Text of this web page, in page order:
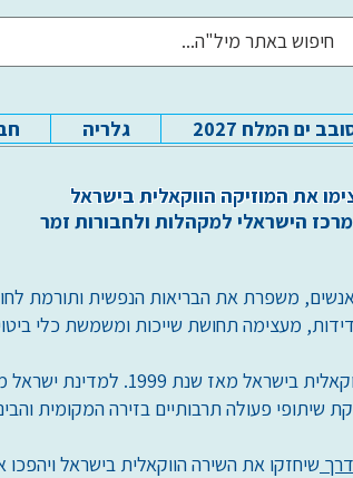
ים המלח 2027 גלריה
את המוזיקה הווקאלית בישראל
הישראלי למקהלות ולחבורות זמר
משפרת את הבריאות הנפשית ותורמת
מעצימה תחושת שייכות ומשמשת כלי
עמותת מיל"ה מנהיגה ויוצרת את תרבות
פעולה תרבותיים בזירה המקומית
שיחזקו את השירה הווקאלית בישראל ויהפכו